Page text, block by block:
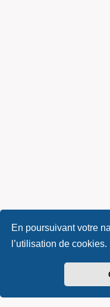
En poursuivant votre
l’utilisation de cookies.